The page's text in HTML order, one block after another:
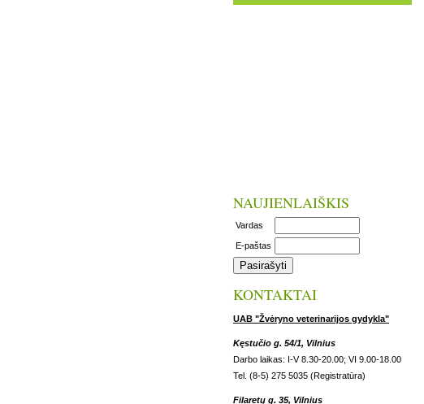
NAUJIENLAIŠKIS
Vardas
E-paštas
KONTAKTAI
UAB "Žvėryno veterinarijos gydykla"
Kęstučio g. 54/1, Vilnius
Darbo laikas: I-V 8.30-20.00; VI 9.00-18.00
Tel. (8-5) 275 5035 (Registratūra)
Filaretų g. 35, Vilnius